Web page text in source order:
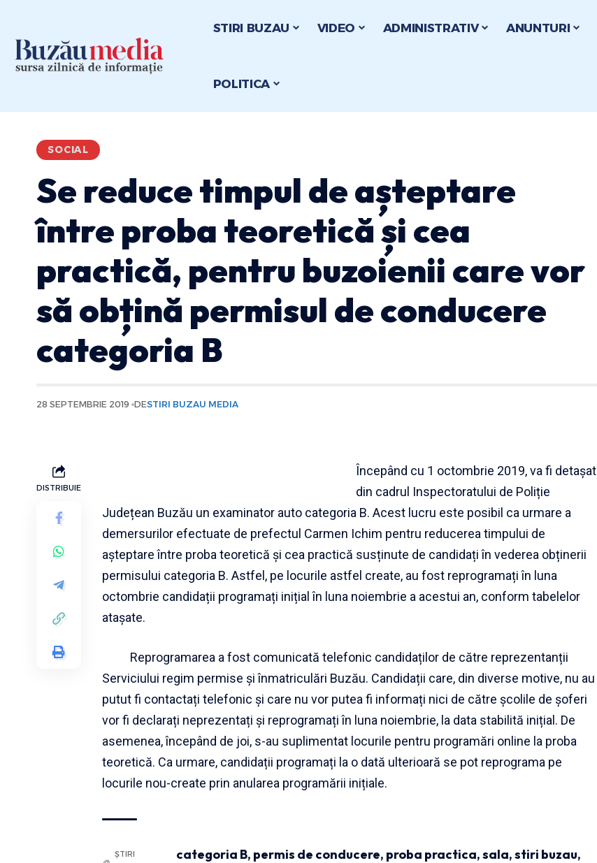
STIRI BUZAU VIDEO ADMINISTRATIV ANUNTURI
POLITICA
SOCIAL
Se reduce timpul de așteptare
între proba teoretică și cea
practică, pentru buzoienii care vor
să obțină permisul de conducere
categoria B
28 SEPTEMBRIE 2019 DESTIRI BUZAU MEDIA
DISTRIBUIE
Începând cu 1 octombrie 2019, va fi detașat
din cadrul Inspectoratului de Poliție
Județean Buzău un examinator auto categoria B. Acest lucru este posibil ca urmare a
demersurilor efectuate de prefectul Carmen Ichim pentru reducerea timpului de
așteptare între proba teoretică și cea practică susținute de candidați în vederea obținerii
permisului categoria B. Astfel, pe locurile astfel create, au fost reprogramați în luna
octombrie candidații programați inițial în luna noiembrie a acestui an, conform tabelelor
atașate.
Reprogramarea a fost comunicată telefonic candidaților de către reprezentanții
Serviciului regim permise și înmatriculări Buzău. Candidații care, din diverse motive, nu au
putut fi contactați telefonic și care nu vor putea fi informați nici de către școlile de șoferi
vor fi declarați neprezentați și reprogramați în luna noiembrie, la data stabilită inițial. De
asemenea, începând de joi, s-au suplimentat locurile pentru programări online la proba
teoretică. Ca urmare, candidații programați la o dată ulterioară se pot reprograma pe
locurile nou-create prin anularea programării inițiale.
ȘTIRI
categoria B, permis de conducere, proba practica,sala,stiri buzau,